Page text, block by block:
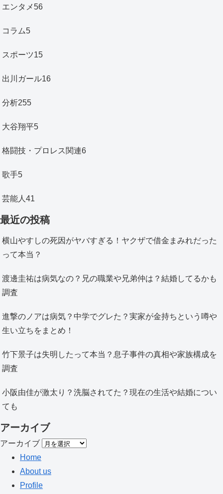
エンタメ56
コラム5
スポーツ15
出川ガール16
分析255
大谷翔平5
格闘技・プロレス関連6
歌手5
芸能人 41
最近の投稿
横山やすしの死因がヤバすぎる！ヤクザで借金まみれだった
って本当？
渡邊圭祐は病気なの？兄の職業や兄弟仲は？結婚してるかも
調査
進撃のノアは病気？中学でグレた？実家が金持ちという噂や
生い立ちをまとめ！
竹下景子は失明したって本当？息子事件の真相や家族構成を
調査
小阪由佳が激太り？洗脳されてた？現在の生活や結婚につい
ても
アーカイブ
アーカイブ
Home
About us
Profile